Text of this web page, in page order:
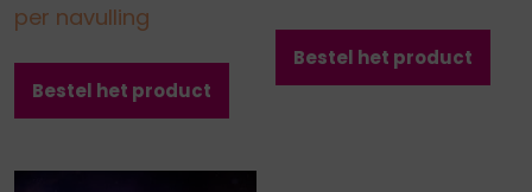
per navulling
Bestel het product
Bestel het product